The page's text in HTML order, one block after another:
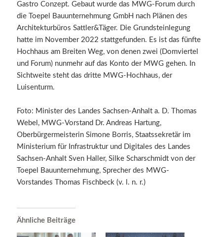
Gastro Conzept. Gebaut wurde das MWG-Forum durch
die Toepel Bauunternehmung GmbH nach Plänen des
Architekturbüros Sattler&Täger. Die Grundsteinlegung
hatte im November 2022 stattgefunden. Es ist das fünfte
Hochhaus am Breiten Weg, von denen zwei (Domviertel
und Forum) nunmehr auf das Konto der MWG gehen. In
Sichtweite steht das dritte MWG-Hochhaus, der
Luisenturm.
Foto: Minister des Landes Sachsen-Anhalt a. D. Thomas
Webel, MWG-Vorstand Dr. Andreas Hartung,
Oberbürgermeisterin Simone Borris, Staatssekretär im
Ministerium für Infrastruktur und Digitales des Landes
Sachsen-Anhalt Sven Haller, Silke Scharschmidt von der
Toepel Bauunternehmung, Sprecher des MWG-
Vorstandes Thomas Fischbeck (v. l. n. r.)
Ähnliche Beiträge